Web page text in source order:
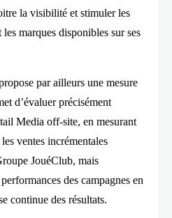
la visibilité et stimuler les
marques disponibles sur ses
par ailleurs une mesure
d’évaluer précisément
Media off-site, en mesurant
ventes incrémentales
JouéClub, mais
des campagnes en
continue des résultats.